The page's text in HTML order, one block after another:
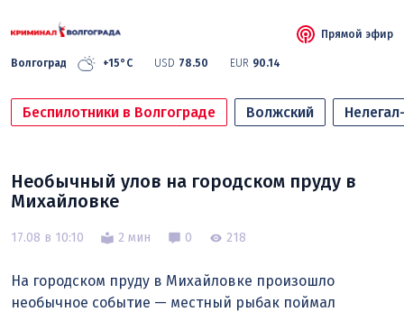
Волгоград +15°C USD 78.50 EUR 90.14
Прямой эфир
Беспилотники в Волгограде Волжский
Необычный улов на городском пруду в
Михайловке
17.08 в 10:10 2 мин 0 218
На городском пруду в Михайловке произошло
необычное событие — местный рыбак поймал